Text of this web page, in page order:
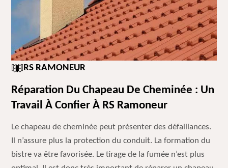
RS RAMONEUR
Réparation Du Chapeau De Cheminée : Un
Travail À Confier À RS Ramoneur
Le chapeau de cheminée peut présenter des défaillances.
Il n’assure plus la protection du conduit. La formation du
bistre va être favorisée. Le tirage de la fumée n’est plus